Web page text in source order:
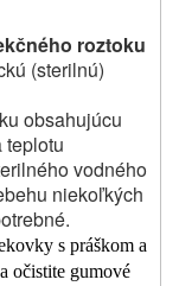
roztoku
(sterilnú)
obsahujúcu
teplotu
vodného
niekoľkých
s práškom a
očistite gumové